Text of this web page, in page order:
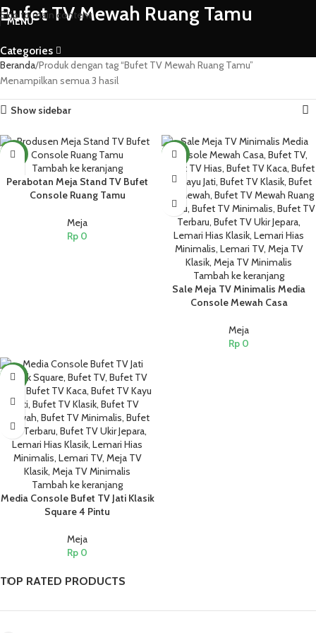
Skip to main content
MENU
Bufet TV Mewah Ruang Tamu
Categories
TOP RATED PRODUCTS
Beranda Produk dengan tag “Bufet TV Mewah Ruang Tamu”
Menampilkan semua 3 hasil
Show sidebar
NEW
Tambah ke keranjang
Perabotan Meja Stand TV Bufet
Console Ruang Tamu
Meja
Rp 0
NEW
Tambah ke keranjang
Sale Meja TV Minimalis Media
Console Mewah Casa
Meja
Rp 0
NEW
Tambah ke keranjang
Media Console Bufet TV Jati Klasik
Square 4 Pintu
Meja
Rp 0